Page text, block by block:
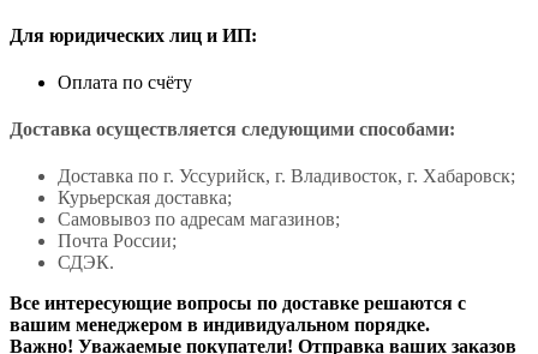
Для юридических лиц и ИП:
Оплата по счёту
Доставка осуществляется следующими способами:
Доставка по г. Уссурийск, г. Владивосток, г. Хабаровск;
Курьерская доставка;
Самовывоз по адресам магазинов;
Почта России;
СДЭК.
Все интересующие вопросы по доставке решаются с
вашим менеджером в индивидуальном порядке.
Важно! Уважаемые покупатели! Отправка ваших заказов